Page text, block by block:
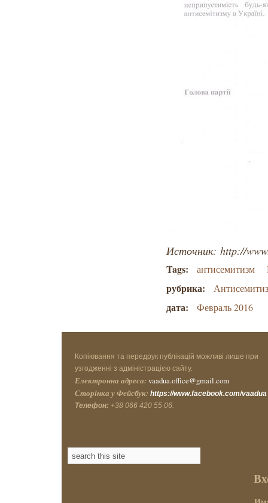
Источник: http://
Tags: антисемитизм
рубрика:
дата: Февраль 2016
Копіювання та передрук публікацій можливі лише при
узгодженні з адміністрацією сайту.
Електронна адреса: vaadua.office@gmail.com
Сторінка у Фейсбук: https://www.facebook.com/vaadua
Телефон: +38 066 420 55 06.